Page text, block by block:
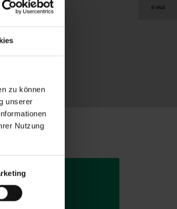
zu können
unserer
Nutzung
E-Mail